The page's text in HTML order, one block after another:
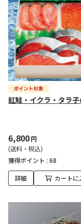
紅鮭・イクラ・タラ
6,800円
(送料・税込)
獲得ポイント : 68
詳細 カートに